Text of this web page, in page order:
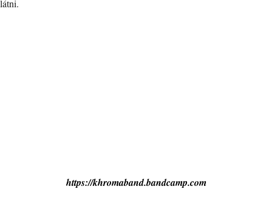
látni.
https://khromaband.bandcamp.com